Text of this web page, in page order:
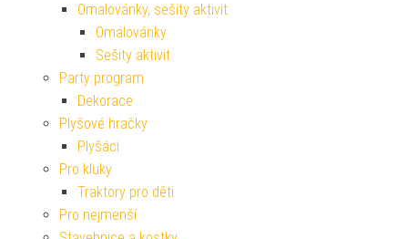
Omalovánky, sešity aktivit
Omalovánky
Sešity aktivit
Party program
Dekorace
Plyšové hračky
Plyšáci
Pro kluky
Traktory pro děti
Pro nejmenší